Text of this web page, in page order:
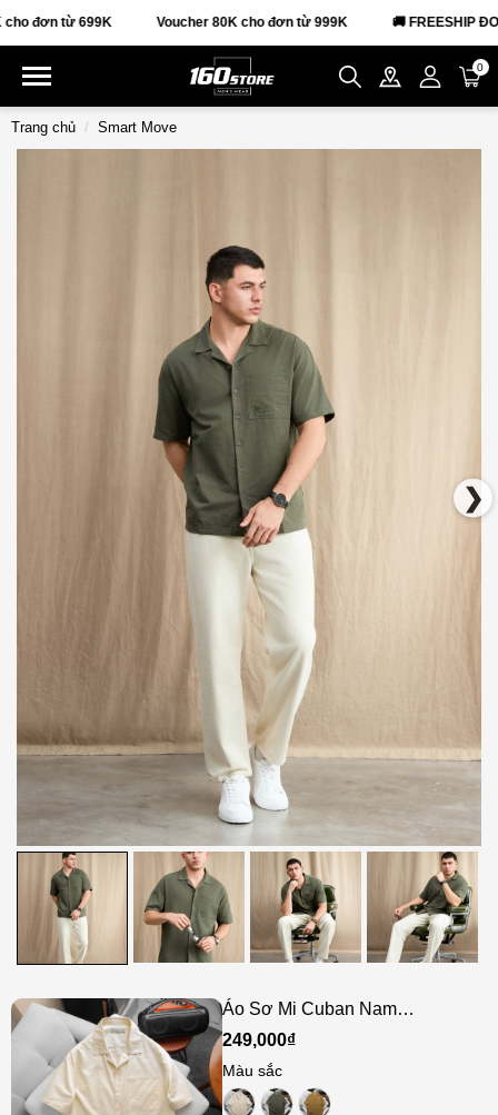
đơn từ 699K Voucher 80K cho đơn từ 999K 🚚 FREESHIP ĐƠN
0
Trang chủ Smart Move
Áo Sơ Mi Cuban Nam
ICONDENIM Retro Style
249,000₫
Màu sắc